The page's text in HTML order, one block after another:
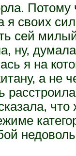
Потому
я своих
сей
ну,
я на
а не